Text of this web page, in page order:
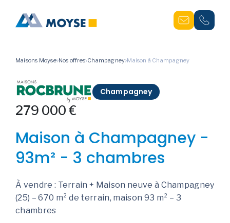
Maisons Moyse Nos offres Champagney Maison à Champagney
Champagney
279 000 €
Maison à Champagney -
93m² - 3 chambres
À vendre : Terrain + Maison neuve à Champagney
(25) – 670 m² de terrain, maison 93 m² – 3
chambres